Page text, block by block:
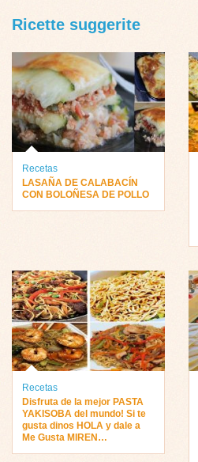
Ricette suggerite
Recetas
LASAÑA DE CALABACÍN
CON BOLOÑESA DE POLLO
Recetas
Disfruta de la mejor PASTA
YAKISOBA del mundo! Si te
gusta dinos HOLA y dale a
Me Gusta MIREN…